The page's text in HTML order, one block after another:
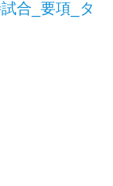
合_要項_タ